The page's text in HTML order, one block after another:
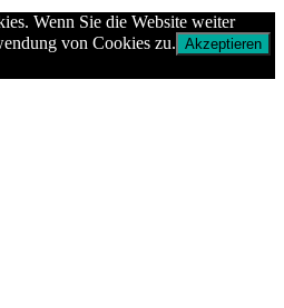
Wenn Sie die Website weiter
von Cookies zu. Akzeptieren